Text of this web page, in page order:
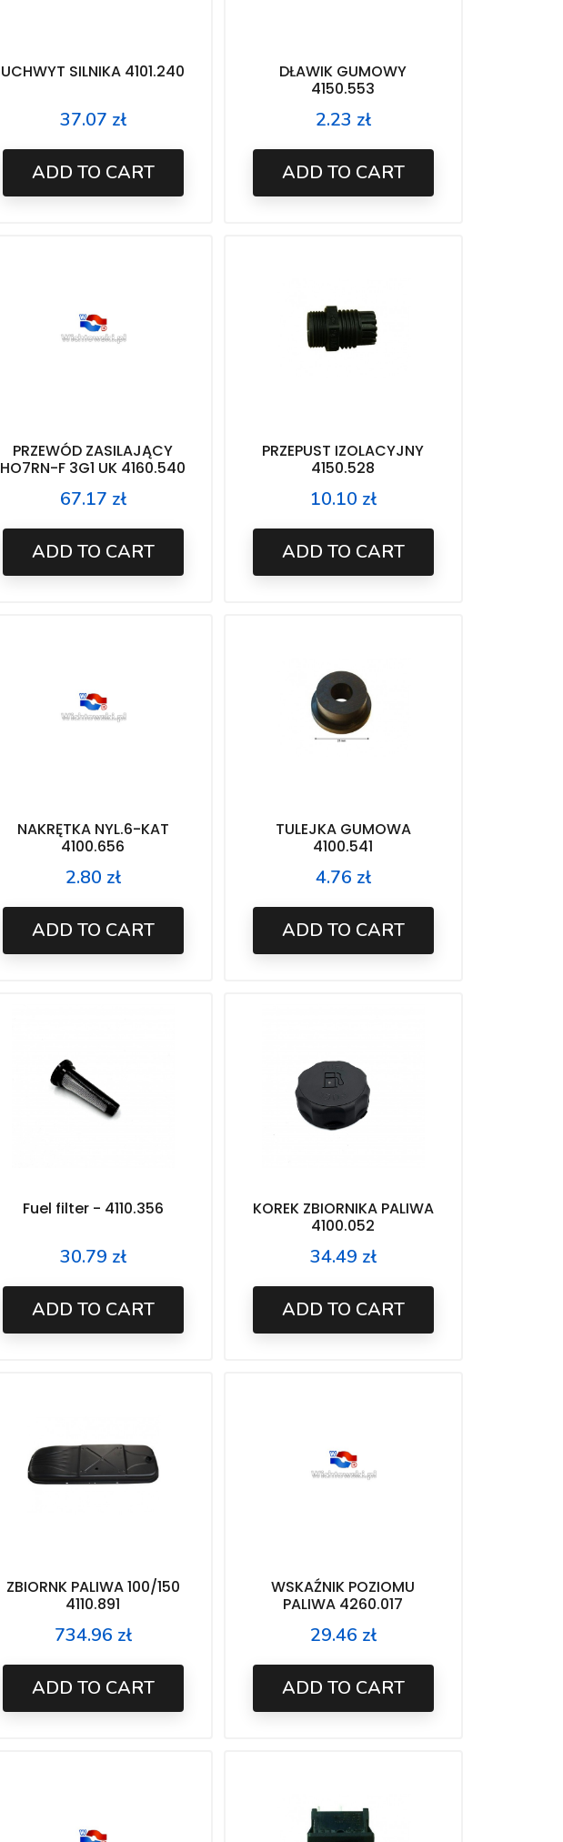
UCHWYT SILNIKA 4101.240
Price
37.07 zł
ADD TO CART
DŁAWIK GUMOWY
4150.553
Price
2.23 zł
ADD TO CART
PRZEWÓD ZASILAJĄCY
HO7RN-F 3G1 UK 4160.540
Price
67.17 zł
ADD TO CART
PRZEPUST IZOLACYJNY
4150.528
Price
10.10 zł
ADD TO CART
NAKRĘTKA NYL.6-KAT
4100.656
Price
2.80 zł
ADD TO CART
TULEJKA GUMOWA
4100.541
Price
4.76 zł
ADD TO CART
Fuel filter - 4110.356
Price
30.79 zł
ADD TO CART
KOREK ZBIORNIKA PALIWA
4100.052
Price
34.49 zł
ADD TO CART
ZBIORNK PALIWA 100/150
4110.891
Price
734.96 zł
ADD TO CART
WSKAŹNIK POZIOMU
PALIWA 4260.017
Price
29.46 zł
ADD TO CART